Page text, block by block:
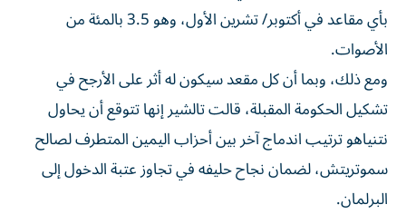
بأي مقاعد في أكتوبر/ تشرين الأول، وهو 3.5 بالمئة من
الأصوات.
ومع ذلك، وبما أن كل مقعد سيكون له أثر على الأرجح في
تشكيل الحكومة المقبلة، قالت تالشير إنها تتوقع أن يحاول
نتنياهو ترتيب اندماج آخر بين أحزاب اليمين المتطرف لصالح
سموتريتش، لضمان ⁠نجاح حليفه في تجاوز عتبة الدخول إلى
البرلمان.